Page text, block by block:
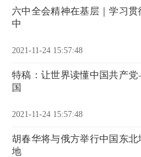
六中全会精神在基层｜学习
中
2021-11-24 15:57:48
特稿：让世界读懂中国共产
国
2021-11-24 15:57:48
胡春华将与俄方举行中国东
地